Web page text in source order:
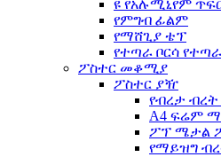
ዩ የአሉሚኒየም
የምግብ ፊልም
የማሸጊያ ቴፕ
የተጣራ ቦርሳ
ፖስተር መቆሚያ
ፖስተር ያዥ
የብረታ ብረት
A4 ፍሬም
ፖፕ ሜታል
የማይዝግ